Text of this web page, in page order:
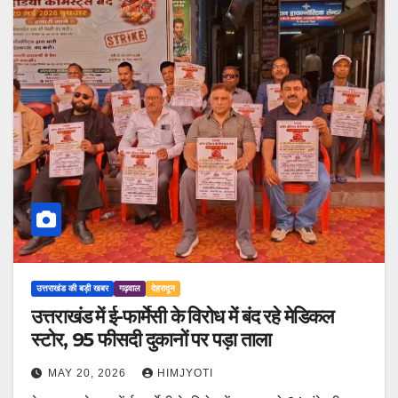
उत्तराखंड की बड़ी खबर गढ़वाल देहरादून
उत्तराखंड में ई-फार्मेसी के विरोध में बंद रहे मेडिकल
स्टोर, 95 फीसदी दुकानों पर पड़ा ताला
MAY 20, 2026 HIMJYOTI